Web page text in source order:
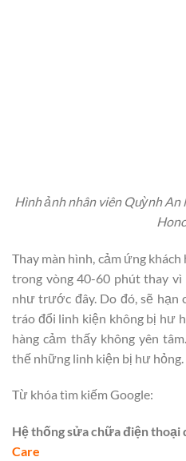
Hình ảnh nhân viên Quỳnh
Thay màn hình, cảm ứng
trong vòng 40-60 phút thay
như trước đây. Do đó, sẽ
tráo đổi linh kiện không bị hư
hàng cảm thấy không yên
thế những linh kiện bị hư hỏng.
Từ khóa tìm kiếm Google:
Hệ thống sửa chữa điện thoại
Care